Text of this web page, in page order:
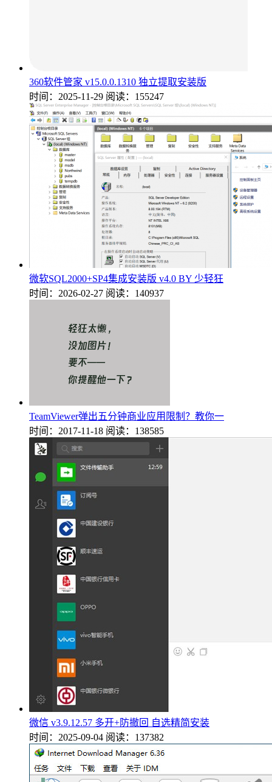
360软件管家 v15.0.0.1310 独立提取安装版
时间：2025-11-29 阅读：155247
微软SQL2000+SP4集成安装版 v4.0 BY 少轻狂
时间：2026-02-27 阅读：140937
TeamViewer弹出五分钟商业应用限制？教你一
时间：2017-11-18 阅读：138585
微信 v3.9.12.57 多开+防撤回 自选精简安装
时间：2025-09-04 阅读：137382